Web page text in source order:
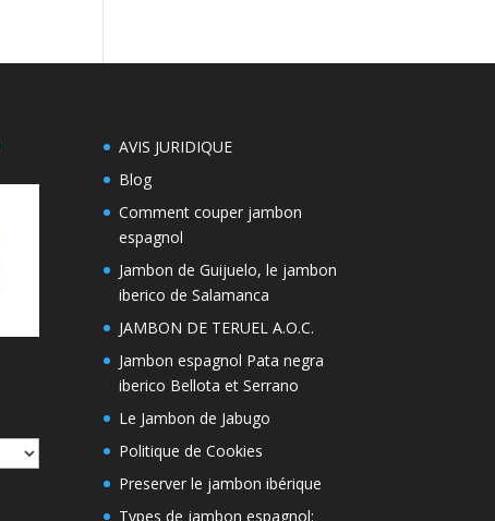
AVIS JURIDIQUE
Blog
Comment couper jambon
espagnol
Jambon de Guijuelo, le jambon
iberico de Salamanca
JAMBON DE TERUEL A.O.C.
Jambon espagnol Pata negra
iberico Bellota et Serrano
Le Jambon de Jabugo
Politique de Cookies
Preserver le jambon ibérique
Types de jambon espagnol: